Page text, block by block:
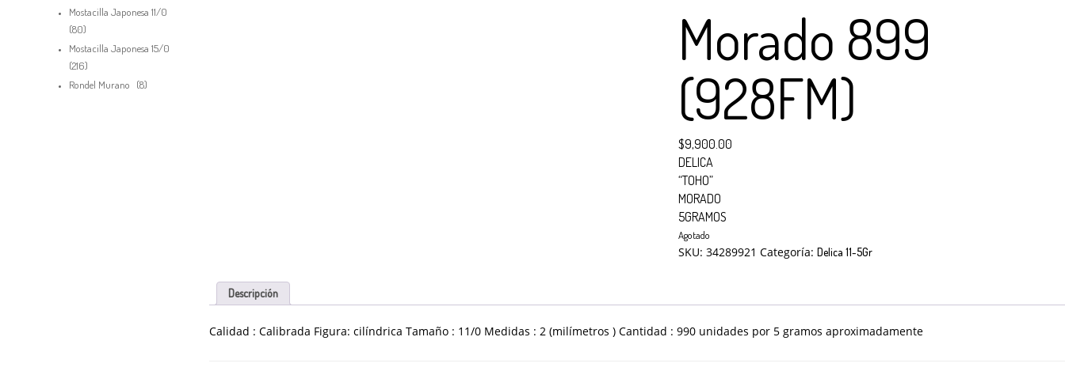
Debes hacer un pedido minimo de$50,000.00para realizar tu compra, tu pedido actual es de$0.00. Recuerda que el pago del pedido se realiza por transferencia.
Mostacilla Japonesa 11/0
8080
productos
Mostacilla Japonesa 15/0
216216
productos
Rondel Murano 88
Morado 899
(928FM)
$9,900.00
DELICA
“TOHO”
MORADO
5GRAMOS
Agotado
SKU:34289921 Categoría:Delica 11-5Gr
Descripción
Calidad : Calibrada Figura: cilíndrica Tamaño : 11/0 Medidas : 2 (milímetros ) Cantidad : 990 unidades por 5 gramos aproximadamente